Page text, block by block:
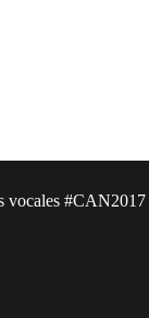
vocales #CAN2017